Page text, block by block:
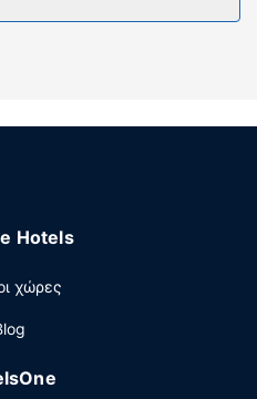
όπως εξωτερική
σε αυτό το
Hotels
χώρες